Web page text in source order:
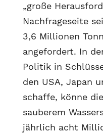
„große
Nachfrageseite
3,6 Millionen
angefordert. In
Politik in
den USA, Japan
schaffe, könne
sauberem
jährlich acht